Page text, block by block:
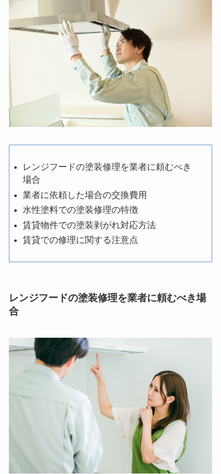
レンジフードの塗装修理を業者に頼むべき
場合
業者に依頼した場合の交換費用
水性塗料での塗装修理の特徴
賃貸物件での塗装剥がれ対応方法
賃貸での修理に関する注意点
レンジフードの塗装修理を業者に頼むべき場
合